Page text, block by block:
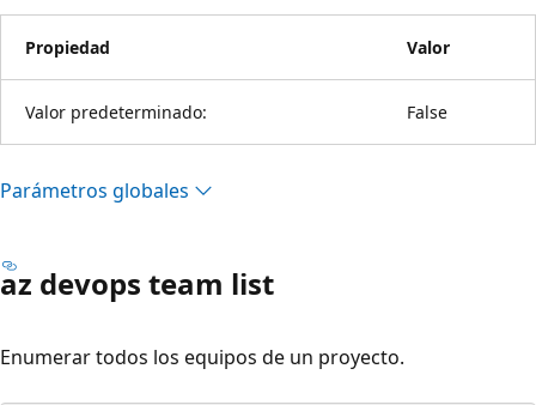
Propiedad Valor
Valor predeterminado: False
Parámetros globales
az devops team list
Enumerar todos los equipos de un proyecto.